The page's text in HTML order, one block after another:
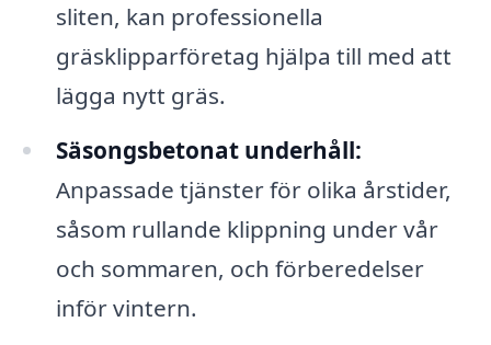
sliten, kan professionella
gräsklipparföretag hjälpa till med att
lägga nytt gräs.
Säsongsbetonat underhåll:
Anpassade tjänster för olika årstider,
såsom rullande klippning under vår
och sommaren, och förberedelser
inför vintern.